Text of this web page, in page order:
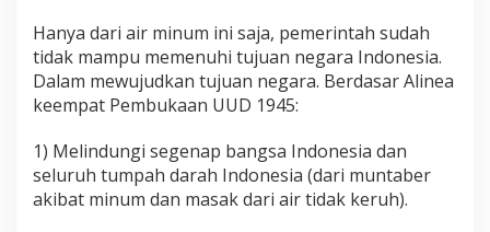
Hanya dari air minum ini saja, pemerintah sudah
tidak mampu memenuhi tujuan negara Indonesia.
Dalam mewujudkan tujuan negara. Berdasar Alinea
keempat Pembukaan UUD 1945:
1) Melindungi segenap bangsa Indonesia dan
seluruh tumpah darah Indonesia (dari muntaber
akibat minum dan masak dari air tidak keruh).